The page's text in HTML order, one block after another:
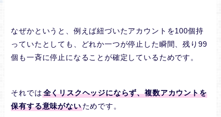
なぜかというと、例えば紐づいたアカウントを100個持
っていたとしても、どれか一つが停止した瞬間、残り99
個も一斉に停止になることが確定しているためです。
それでは 全くリスクヘッジにならず、複数アカウントを
保有する意味がないためです。